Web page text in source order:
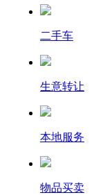
二手车
生意转让
本地服务
物品买卖